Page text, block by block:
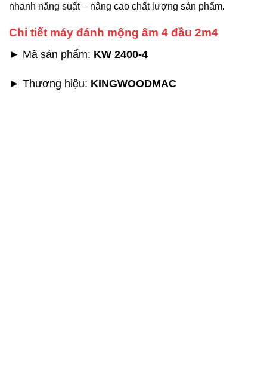
nhanh năng suất – nâng cao chất lượng sản phẩm.
Chi tiết máy đánh mộng âm 4 đầu 2m4
► Mã sản phẩm: KW 2400-4
► Thương hiệu: KINGWOODMAC